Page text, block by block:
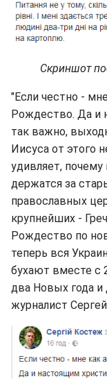
Скриншот
"Если честно -
Рождество. Да и
так важно,
Иисуса от этого
удивляет,
держатся за
православных
крупнейших -
Рождество по
теперь вся
бухают вместе с
два Новых года и
журналист